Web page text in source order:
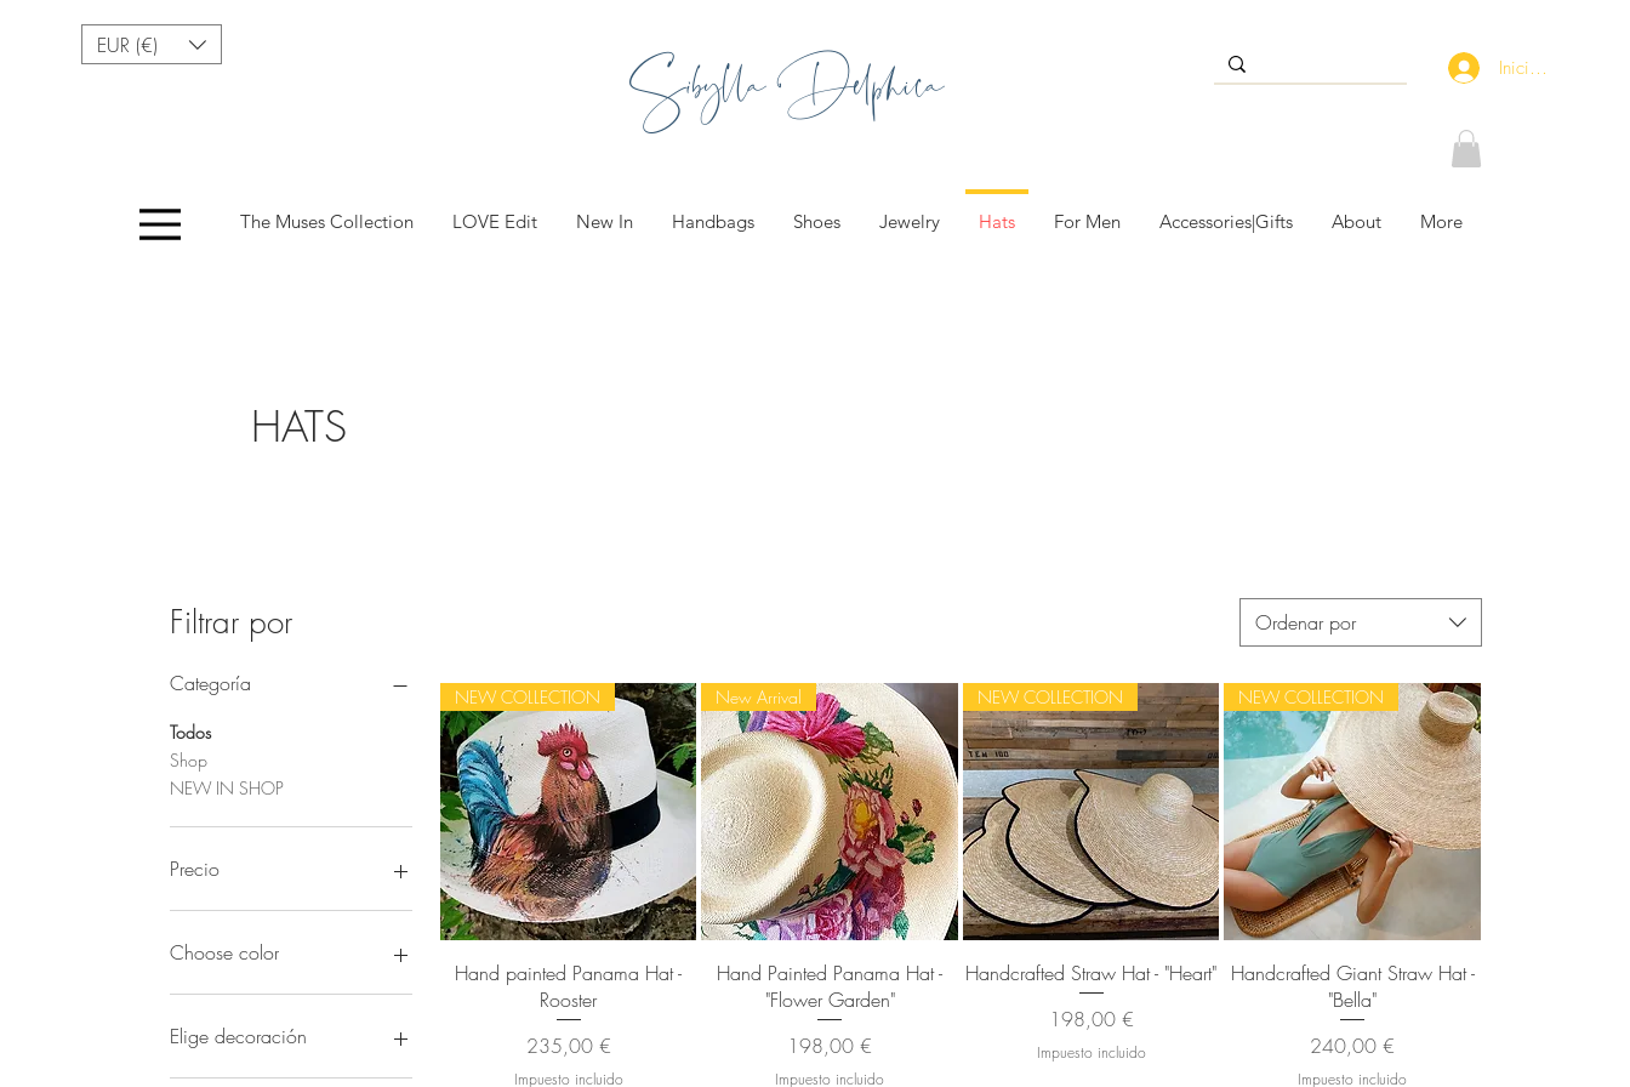
EUR (€) Sibylla Delphica Iniciar sesión
The Muses Collection LOVE Edit New In Handbags Shoes Jewelry Hats For Men Accessories|Gifts About More
HATS
Filtrar por
Categoría
Todos
Shop
NEW IN SHOP
Precio
170 €
Choose color
Elige decoración
Ordenar por
Vista rápida
NEW COLLECTION
Hand painted Panama Hat -
Rooster
Precio
235,00 €
Impuesto incluido
Vista rápida
New Arrival
Hand Painted Panama Hat -
"Flower Garden"
Precio
198,00 €
Impuesto incluido
Vista rápida
NEW COLLECTION
Handcrafted Straw Hat - "Heart"
Precio
198,00 €
Impuesto incluido
Vista rápida
NEW COLLECTION
Handcrafted Giant Straw Hat -
"Bella"
Precio
240,00 €
Impuesto incluido